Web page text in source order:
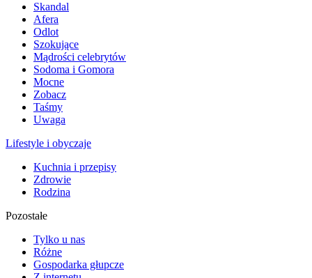
Skandal
Afera
Odlot
Szokujące
Mądrości celebrytów
Sodoma i Gomora
Mocne
Zobacz
Taśmy
Uwaga
Lifestyle i obyczaje
Kuchnia i przepisy
Zdrowie
Rodzina
Pozostałe
Tylko u nas
Różne
Gospodarka głupcze